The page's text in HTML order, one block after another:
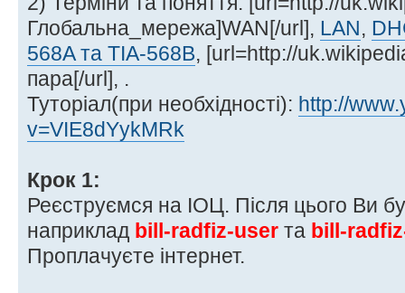
Глобальна_мережа]WAN[/url], LAN,
568A та TIA-568B, [url=http://
пара[/url], .
Туторіал(при необхідності): http://
v=VIE8dYykMRk
Крок 1:
Реєструємся на ІОЦ. Після цього Ви
наприклад bill-radfiz-user та bill-
Проплачуєте інтернет.